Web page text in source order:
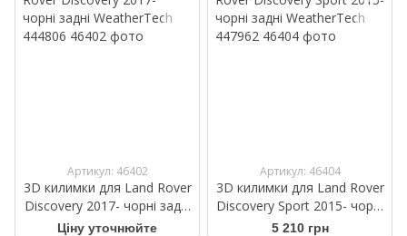
Артикул: 46402
3D килимки для Land Rover
Discovery 2017- чорні задні
WeatherTech 444806
Ціну уточнюйте
Артикул: 46404
3D килимки для Land Rover
Discovery Sport 2015- чорні
задні WeatherTech 447962
5 210 грн